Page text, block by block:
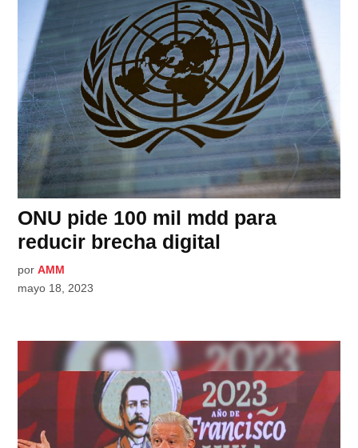
ONU pide 100 mil mdd para
reducir brecha digital
por AMM
mayo 18, 2023